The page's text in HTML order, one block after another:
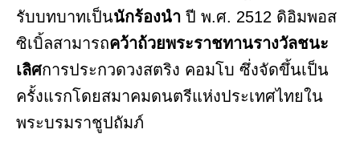
รับบทบาทเป็นนักร้องนำ ปี พ.ศ. 2512 ดิอิมพอส
ซิเบิ้ลสามารถคว้าถ้วยพระราชทานรางวัลชนะ
เลิศการประกวดวงสตริง คอมโบ ซึ่งจัดขึ้นเป็น
ครั้งแรกโดยสมาคมดนตรีแห่งประเทศไทยใน
พระบรมราชูปถัมภ์